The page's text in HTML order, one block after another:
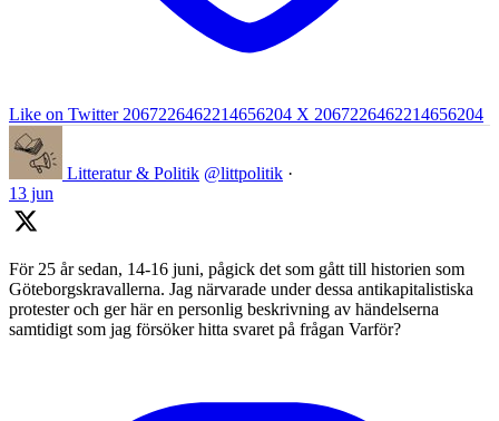
Like on Twitter 2067226462214656204 X 2067226462214656204
Litteratur & Politik @littpolitik ·
13 jun
För 25 år sedan, 14-16 juni, pågick det som gått till historien som
Göteborgskravallerna. Jag närvarade under dessa antikapitalistiska
protester och ger här en personlig beskrivning av händelserna
samtidigt som jag försöker hitta svaret på frågan Varför?